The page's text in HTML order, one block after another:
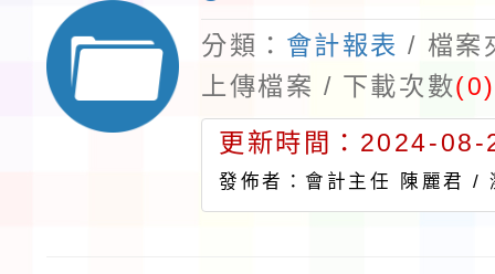
分類： 會計報表 / 檔案
上傳檔案 / 下載次數(0)
更新時間：2024-
發佈者：會計主任 陳麗君 /